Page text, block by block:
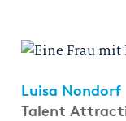
Luisa Nondorf
Talent